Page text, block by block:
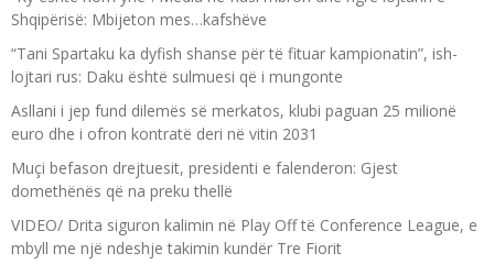
Shqipërisë: Mbijeton mes…kafshëve
“Tani Spartaku ka dyfish shanse për të fituar kampionatin”, ish-
lojtari rus: Daku është sulmuesi që i mungonte
Asllani i jep fund dilemës së merkatos, klubi paguan 25 milionë
euro dhe i ofron kontratë deri në vitin 2031
Muçi befason drejtuesit, presidenti e falenderon: Gjest
domethënës që na preku thellë
VIDEO/ Drita siguron kalimin në Play Off të Conference League, e
mbyll me një ndeshje takimin kundër Tre Fiorit